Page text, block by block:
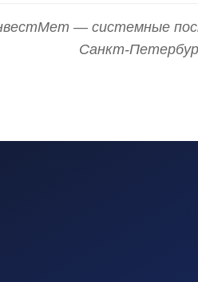
— системные
Санкт-